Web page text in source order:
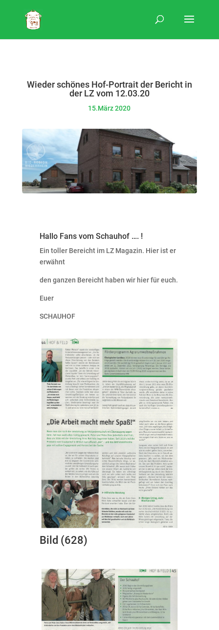
Wieder schönes Hof-Portrait der Bericht in
der LZ vom 12.03.20
15.März 2020
Hallo Fans vom Schauhof …. !
Ein toller Bereicht im LZ Magazin. Hier ist er
erwähnt
den ganzen Bereicht haben wir hier für euch.
Euer
SCHAUHOF
Bild (628)